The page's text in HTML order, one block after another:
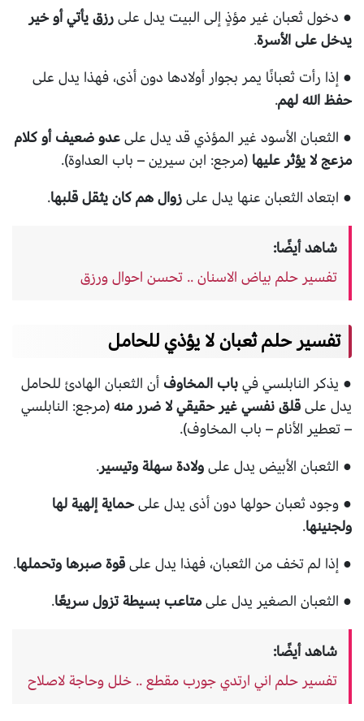
● دخول ثعبان غير مؤذٍ إلى البيت يدل علىرزق يأتي أو خير
يدخل على الأسرة.
● إذا رأت ثعبانًا يمر بجوار أولادها دون أذى، فهذا يدل على
حفظ الله لهم.
● الثعبان الأسود غير المؤذي قد يدل علىعدو ضعيف أو كلام
مزعج لا يؤثر عليها (مرجع: ابن سيرين – باب العداوة).
● ابتعاد الثعبان عنها يدل علىزوال هم كان يثقل قلبها.
شاهد أيضًا:
تفسير حلم بياض الاسنان .. تحسن احوال ورزق
تفسير حلم ثعبان لا يؤذي للحامل
● يذكر النابلسي فيباب المخاوف أن الثعبان الهادئ للحامل
يدل علىقلق نفسي غير حقيقي لا ضرر منه(مرجع: النابلسي
– تعطير الأنام – باب المخاوف).
● الثعبان الأبيض يدل علىولادة سهلة وتيسير.
● وجود ثعبان حولها دون أذى يدل علىحماية إلهية لها
ولجنينها.
● إذا لم تخف من الثعبان، فهذا يدل علىقوة صبرها وتحملها.
● الثعبان الصغير يدل علىمتاعب بسيطة تزول سريعًا.
شاهد أيضًا:
تفسير حلم اني ارتدي جورب مقطع .. خلل وحاجة لاصلاح